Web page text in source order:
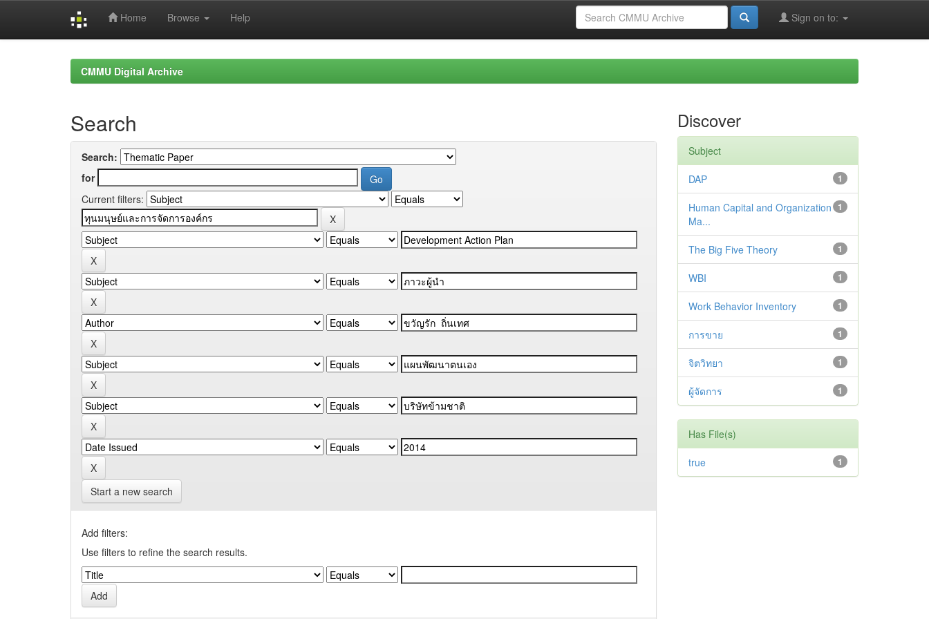
Home Browse Help Sign on to:
CMMU Digital Archive
Search
Search:
for
Current filters:
Start a new search
Add filters:
Use filters to refine the search results.
Discover
Subject
1
DAP
1
Human Capital and Organization
Ma...
1
The Big Five Theory
1
WBI
1
Work Behavior Inventory
1
การขาย
1
จิตวิทยา
1
ผู้จัดการ
Has File(s)
1
true